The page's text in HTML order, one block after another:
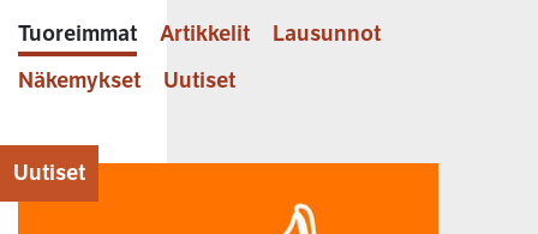
Tuoreimmat Artikkelit
Lausunnot
Näkemykset
Uutiset
Uutiset